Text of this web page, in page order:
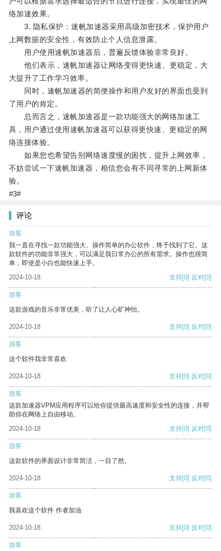
络加速效果。
3. 隐私保护：速帆加速器采用高级加密技术，保护用户
上网数据的安全性，有效防止个人信息泄露。
用户使用速帆加速器后，普遍反馈体验非常良好。
他们表示，速帆加速器让网络变得更快速、更稳定，大
大提升了工作学习效率。
同时，速帆加速器的简便操作和用户友好的界面也受到
了用户的肯定。
总而言之，速帆加速器是一款功能强大的网络加速工
具，用户通过使用速帆加速器可以获得更快速、更稳定的网
络连接体验。
如果您也希望告别网络速度慢的困扰，提升上网效率，
不妨尝试一下速帆加速器，相信您会有不同寻常的上网新体
验。
#3#
评论
游客
我一直在寻找一款功能强大、操作简单的办公软件，终于找到了它。这
款软件的功能非常强大，可以满足我日常办公的所有需求。操作也很简
单，即使是小白也能快速上手。
2024-10-18
支持[0] 反对[0]
游客
这款游戏的音乐非常优美，听了让人心旷神怡。
2024-10-18 支持[0] 反对[0]
游客
这个软件我非常喜欢
2024-10-18 支持[0] 反对[0]
游客
这款加速器VPM应用程序可以给你提供最高速度和安全性的连接，并帮
助你在网络上自由移动。
2024-10-18
支持[0] 反对[0]
游客
这款软件的界面设计非常简洁，一目了然。
2024-10-18 支持[0] 反对[0]
游客
我喜欢这个软件 作者加油
2024-10-18 支持[0] 反对[0]
游客